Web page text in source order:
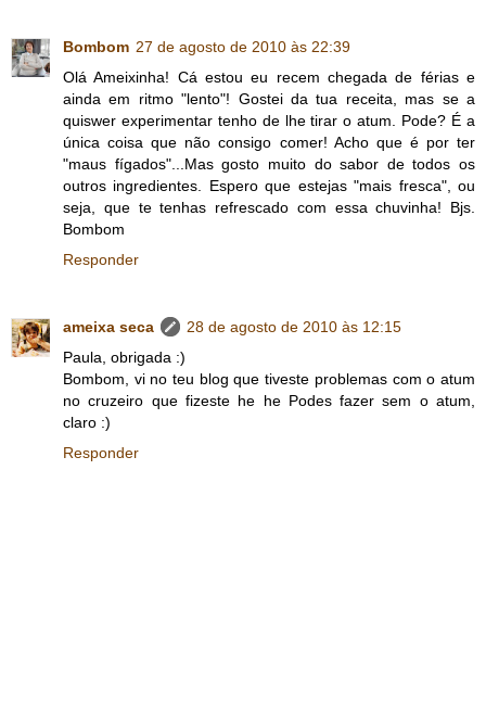
Bombom 27 de agosto de 2010 às 22:39
Olá Ameixinha! Cá estou eu recem chegada de férias e
ainda em ritmo "lento"! Gostei da tua receita, mas se a
quiswer experimentar tenho de lhe tirar o atum. Pode? É a
única coisa que não consigo comer! Acho que é por ter
"maus fígados"...Mas gosto muito do sabor de todos os
outros ingredientes. Espero que estejas "mais fresca", ou
seja, que te tenhas refrescado com essa chuvinha! Bjs.
Bombom
Responder
ameixa seca
28 de agosto de 2010 às 12:15
Paula, obrigada :)
Bombom, vi no teu blog que tiveste problemas com o atum
no cruzeiro que fizeste he he Podes fazer sem o atum,
claro :)
Responder